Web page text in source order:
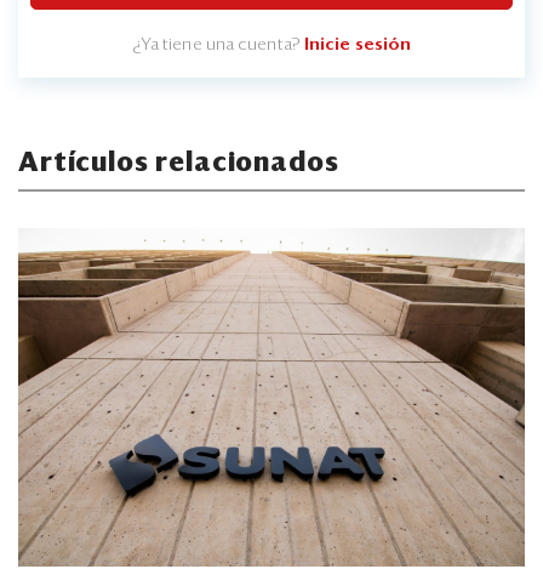
¿Ya tiene una cuenta? Inicie sesión
Artículos relacionados